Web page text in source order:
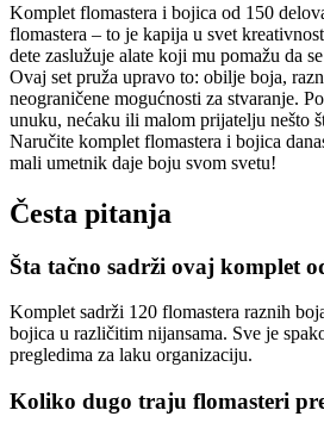
Komplet flomastera i bojica od 150
flomastera – to je kapija u svet
dete zaslužuje alate koji mu pomažu da
Ovaj set pruža upravo to: obilje boja,
neograničene mogućnosti za stvaranje.
unuku, nećaku ili malom prijatelju nešto
Naručite komplet flomastera i bojica
mali umetnik daje boju svom svetu!
Česta pitanja
Šta tačno sadrži ovaj komplet
Komplet sadrži 120 flomastera raznih
bojica u različitim nijansama. Sve je
pregledima za laku organizaciju.
Koliko dugo traju flomasteri pre